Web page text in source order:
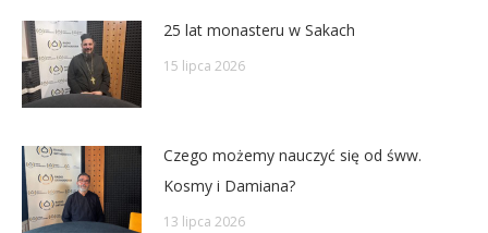
25 lat monasteru w Sakach
15 lipca 2026
Czego możemy nauczyć się od śww.
Kosmy i Damiana?
13 lipca 2026